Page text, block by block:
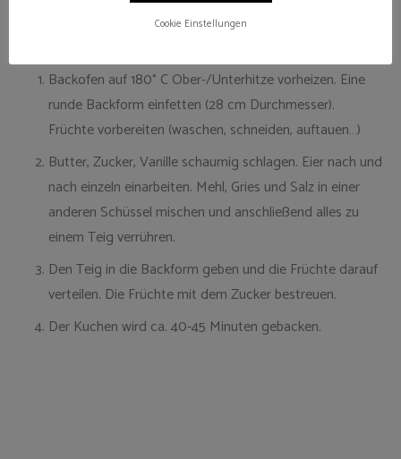
Backofen auf 180° C Ober-/Unterhitze vorheizen. Eine
runde Backform einfetten (28 cm Durchmesser).
Früchte vorbereiten (waschen, schneiden, auftauen…)
Butter, Zucker, Vanille schaumig schlagen. Eier nach und
nach einzeln einarbeiten. Mehl, Gries und Salz in einer
anderen Schüssel mischen und anschließend alles zu
einem Teig verrühren.
Den Teig in die Backform geben und die Früchte darauf
verteilen. Die Früchte mit dem Zucker bestreuen.
Der Kuchen wird ca. 40-45 Minuten gebacken.
Cookie Einstellungen